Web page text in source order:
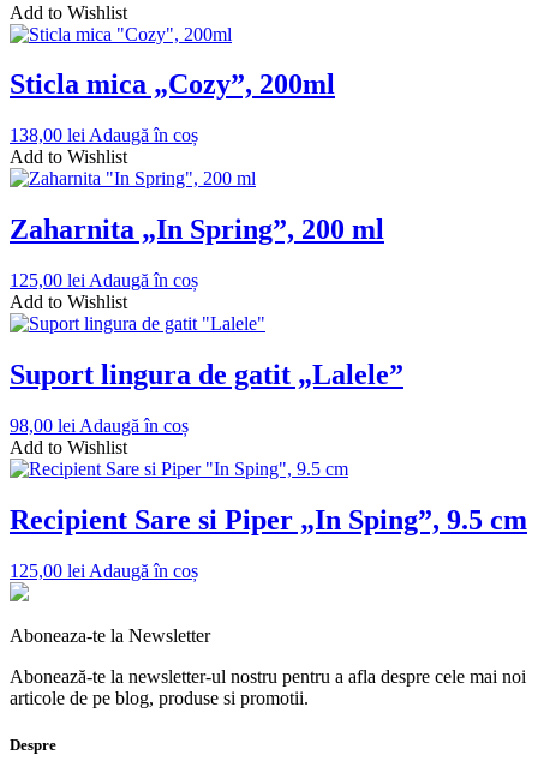
Add to Wishlist
Sticla mica „Cozy”, 200ml
138,00 lei Adaugă în coș
Add to Wishlist
Zaharnita „In Spring”, 200 ml
125,00 lei Adaugă în coș
Add to Wishlist
Suport lingura de gatit „Lalele”
98,00 lei Adaugă în coș
Add to Wishlist
Recipient Sare si Piper „In Sping”, 9.5 cm
125,00 lei Adaugă în coș
Aboneaza-te la Newsletter
Abonează-te la newsletter-ul nostru pentru a afla despre cele mai noi
articole de pe blog, produse si promotii.
Despre